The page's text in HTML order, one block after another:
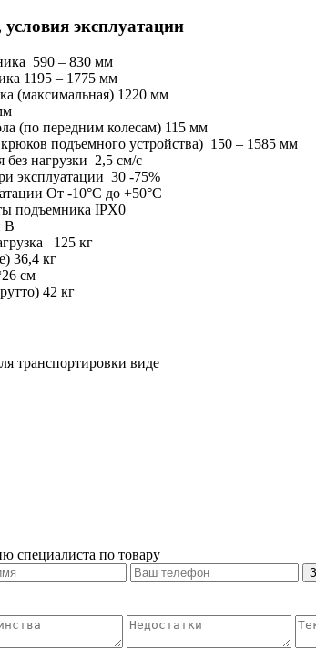
эксплуатации
590 – 830 мм
1195 – 1775 мм
(максимальная) 1220 мм
(по передним колесам) 115 мм
подъемного устройства) 150 – 1585 мм
без нагрузки 2,5 см/с
эксплуатации 30 -75%
От -10°С до +50°С
подъемника IPX0
B
125 кг
36,4 кг
см
42 кг
транспортировки виде
специалиста по товару